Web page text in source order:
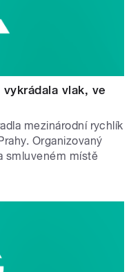
vlak, ve
mezinárodní rychlík
Organizovaný
smluveném místě